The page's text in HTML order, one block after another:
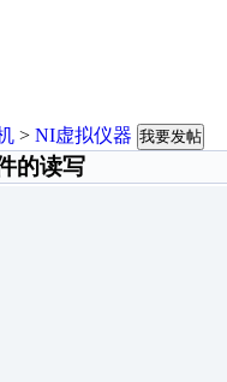
> NI虚拟仪器 我要发帖
的读写